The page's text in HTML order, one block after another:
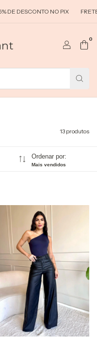
NO PIX FRETE
0
13 produtos
Ordenar por:
Mais vendidos